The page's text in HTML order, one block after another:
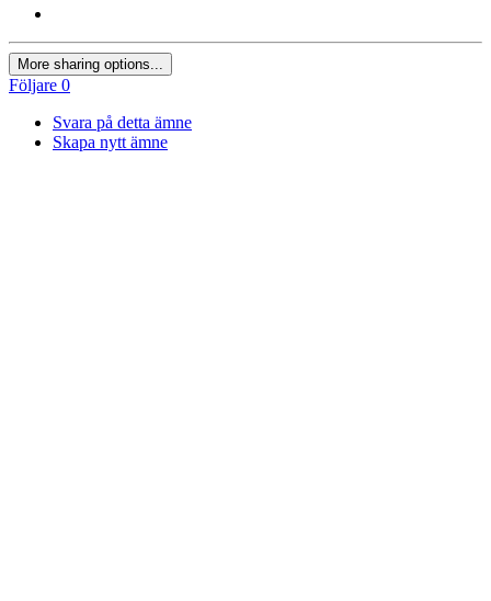
More sharing options...
Följare 0
Svara på detta ämne
Skapa nytt ämne